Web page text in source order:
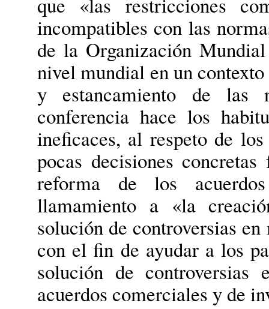
incompatibles con las
de la Organización
nivel mundial en un
y estancamiento de las
conferencia hace los
ineficaces, al respeto de
pocas decisiones
reforma de los
llamamiento a «la
solución de controversias
con el fin de ayudar a los
solución de controversias
acuerdos comerciales y de